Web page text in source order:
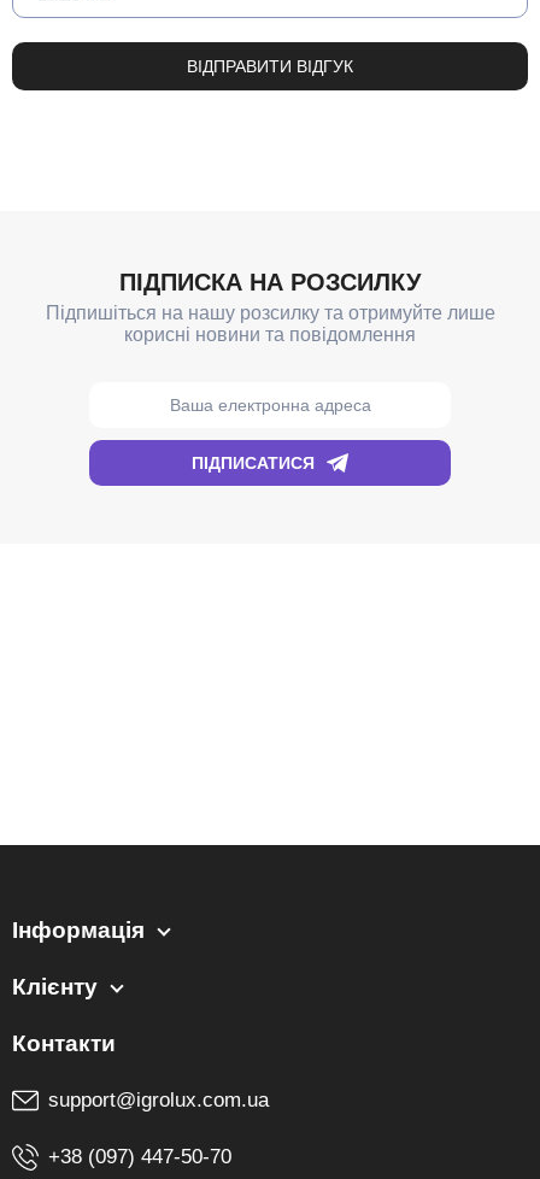
Інформація
Клієнту
support@igrolux.com.ua
+38 (097) 447-50-70